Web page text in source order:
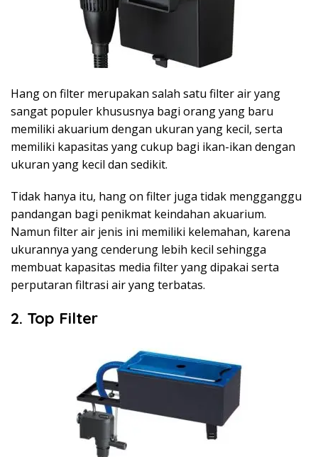
Hang on filter merupakan salah satu filter air yang
sangat populer khususnya bagi orang yang baru
memiliki akuarium dengan ukuran yang kecil, serta
memiliki kapasitas yang cukup bagi ikan-ikan dengan
ukuran yang kecil dan sedikit.
Tidak hanya itu, hang on filter juga tidak mengganggu
pandangan bagi penikmat keindahan akuarium.
Namun filter air jenis ini memiliki kelemahan, karena
ukurannya yang cenderung lebih kecil sehingga
membuat kapasitas media filter yang dipakai serta
perputaran filtrasi air yang terbatas.
2. Top Filter